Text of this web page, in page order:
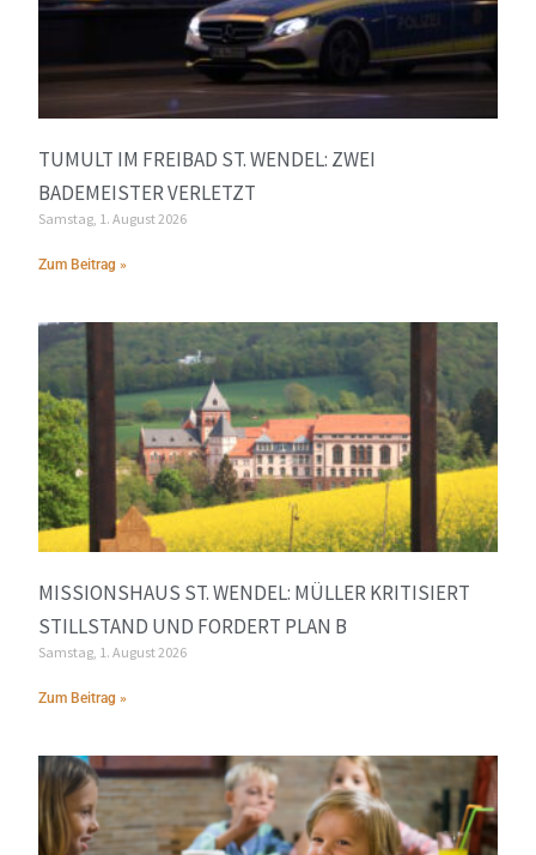
TUMULT IM FREIBAD ST. WENDEL: ZWEI
BADEMEISTER VERLETZT
Samstag, 1. August 2026
Zum Beitrag »
MISSIONSHAUS ST. WENDEL: MÜLLER KRITISIERT
STILLSTAND UND FORDERT PLAN B
Samstag, 1. August 2026
Zum Beitrag »